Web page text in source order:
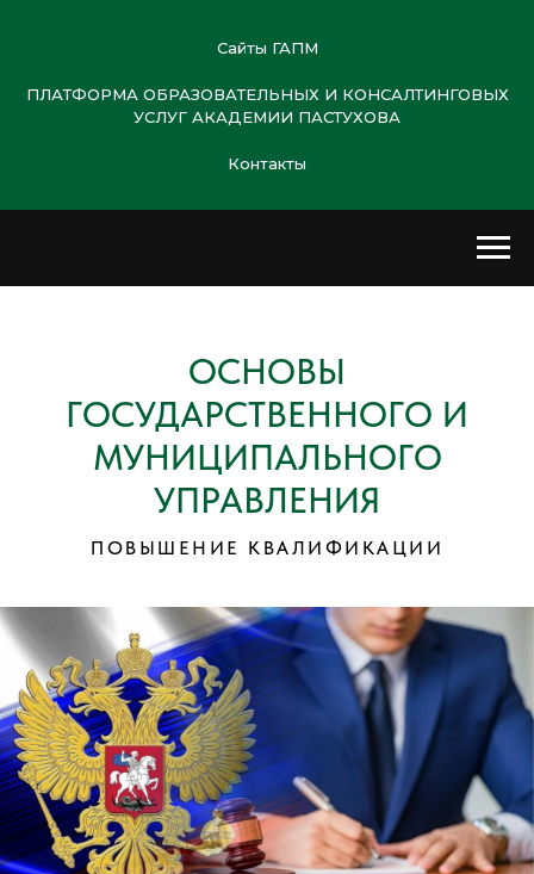
Сайты ГАПМ
ПЛАТФОРМА ОБРАЗОВАТЕЛЬНЫХ И КОНСАЛТИНГОВЫХ
УСЛУГ АКАДЕМИИ ПАСТУХОВА
Контакты
ОСНОВЫ
ГОСУДАРСТВЕННОГО И
МУНИЦИПАЛЬНОГО
УПРАВЛЕНИЯ
ПОВЫШЕНИЕ КВАЛИФИКАЦИИ